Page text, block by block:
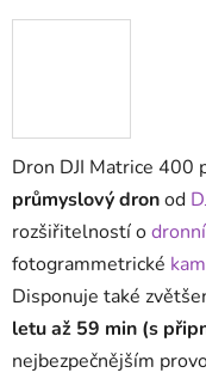
Dron DJI Matrice 400
průmyslový dronod
rozšiřitelností o
fotogrammetrické
Disponuje také
letu až 59 min (s
nejbezpečnějším